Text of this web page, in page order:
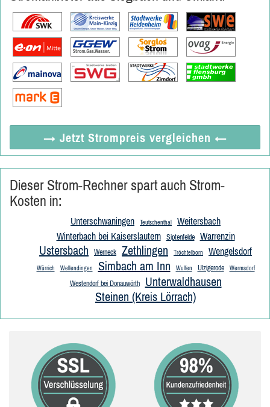
→ Jetzt Strompreis vergleichen ←
Dieser Strom-Rechner spart auch Strom-
Kosten in:
Unterschwaningen Teutschenthal
Weitersbach
Winterbach bei Kaiserslautern
Siptenfelde Warrenzin
Ustersbach Werneck Zethlingen Tröchtelborn Wengelsdorf
Würrich Wellendingen Simbach am Inn Wulfen Ulzigerode Wermsdorf
Westendorf bei Donauwörth
Unterwaldhausen
Steinen (Kreis Lörrach)